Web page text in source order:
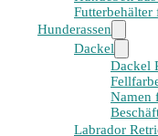
Hunderassen
Dackel
Dackel
Namen
Labrador